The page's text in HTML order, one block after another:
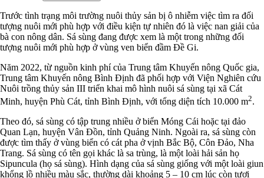
Trước tình trạng môi trường nuôi thủy sản bị ô nhiễm việc tìm ra đối
tượng nuôi mới phù hợp với điều kiện tự nhiên đó là việc nan giải của
bà con nông dân. Sá sùng đang được xem là một trong những đối
tượng nuôi mới phù hợp ở vùng ven biển đầm Đề Gi.
Năm 2022, từ nguồn kinh phí của Trung tâm Khuyến nông Quốc gia,
Trung tâm Khuyến nông Bình Định đã phối hợp với Viện Nghiên cứu
Nuôi trồng thủy sản III triển khai mô hình nuôi sá sùng tại xã Cát
Minh, huyện Phù Cát, tỉnh Bình Định, với tổng diện tích 10.000 m2.
Theo đó, sá sùng có tập trung nhiều ở biển Móng Cái hoặc tại đảo
Quan Lạn, huyện Vân Đồn, tỉnh Quảng Ninh. Ngoài ra, sá sùng còn
được tìm thấy ở vùng biển có cát pha ở vịnh Bắc Bộ, Côn Đảo, Nha
Trang. Sá sùng có tên gọi khác là sa trùng, là một loài hải sản họ
Sipuncula (họ sá sùng). Hình dạng của sá sùng giống với một loài giun
khổng lồ nhiều màu sắc, thường dài khoảng 5 – 10 cm lúc còn tươi